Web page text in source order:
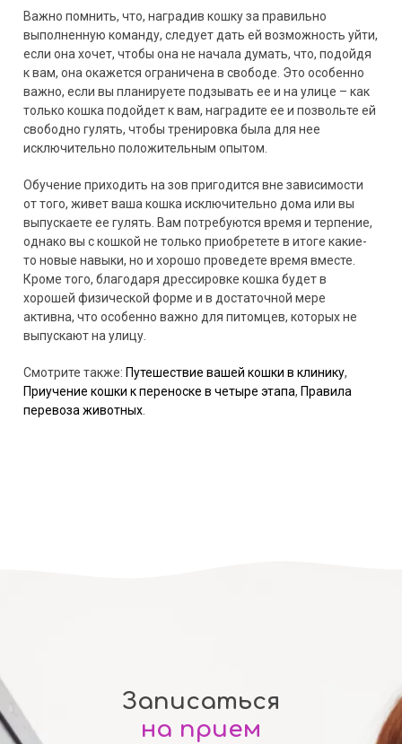
Важно помнить, что, наградив кошку за правильно
выполненную команду, следует дать ей возможность уйти,
если она хочет, чтобы она не начала думать, что, подойдя
к вам, она окажется ограничена в свободе. Это особенно
важно, если вы планируете подзывать ее и на улице – как
только кошка подойдет к вам, наградите ее и позвольте ей
свободно гулять, чтобы тренировка была для нее
исключительно положительным опытом.
Обучение приходить на зов пригодится вне зависимости
от того, живет ваша кошка исключительно дома или вы
выпускаете ее гулять. Вам потребуются время и терпение,
однако вы с кошкой не только приобретете в итоге какие-
то новые навыки, но и хорошо проведете время вместе.
Кроме того, благодаря дрессировке кошка будет в
хорошей физической форме и в достаточной мере
активна, что особенно важно для питомцев, которых не
выпускают на улицу.
Смотрите также: Путешествие вашей кошки в клинику,
Приучение кошки к переноске в четыре этапа, Правила
перевоза животных
Записаться
на прием